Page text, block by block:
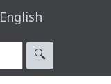
English
🔍︎